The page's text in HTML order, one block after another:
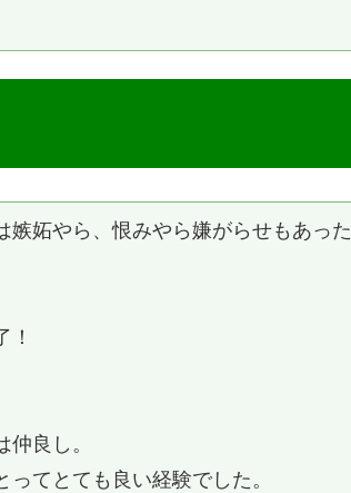
妬やら、恨みやら嫌がらせもあった
良し。
てとても良い経験でした。